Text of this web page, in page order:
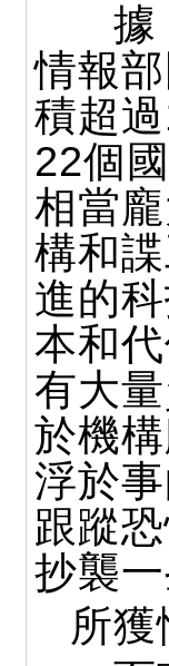
據
情報
積超
22個
相當
構和
進的
本和
有大
於機
浮於
跟蹤
抄襲
所